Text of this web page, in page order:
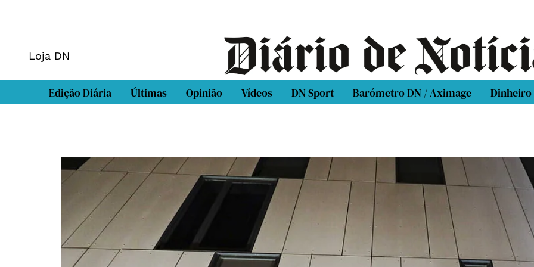
Loja DN
Edição Diária Últimas Opinião Vídeos DN Sport Barómetro DN / Aximage Dinheiro